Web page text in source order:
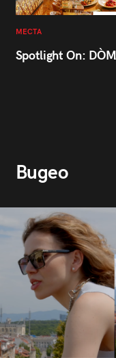
МЕСТА
Spotlight On:
Видео